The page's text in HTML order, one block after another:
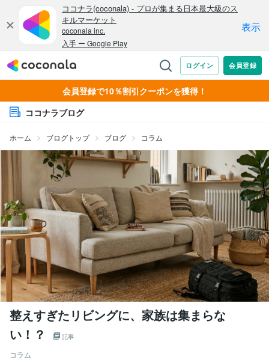
会員登録で10％割引クーポンを獲得！
ココナラブログ
ホーム ブログトップ ブログ コラム
整えすぎたリビングに、家族は集まらな
い！？
記事
コラム